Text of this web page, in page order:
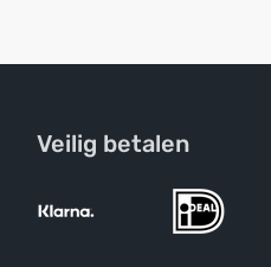
Veilig betalen